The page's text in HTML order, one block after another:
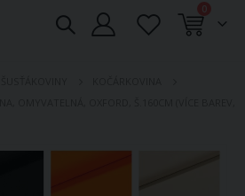
Košík
0položky